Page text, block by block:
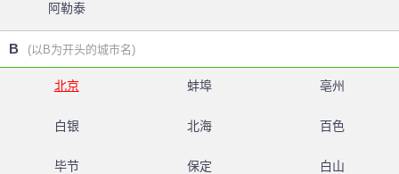
阿勒泰
B (以B为开头的城市名)
北京 蚌埠 亳州
白银 北海 百色
毕节 保定 白山